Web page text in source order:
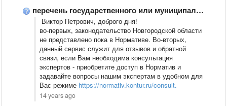
перечень государственного или муниципального имущества, предназначенного для передачи во владение …
Виктор Петрович, доброго дня!
во-первых, законодательство Новгородской области
не представлено пока в Нормативе. Во-вторых,
данный сервис служит для отзывов и обратной
связи, если Вам необходима консультация
экспертов - приобретите доступ в Норматив и
задавайте вопросы нашим экспертам в удобном для
Вас режиме https://normativ.kontur.ru/consult.
14 years ago